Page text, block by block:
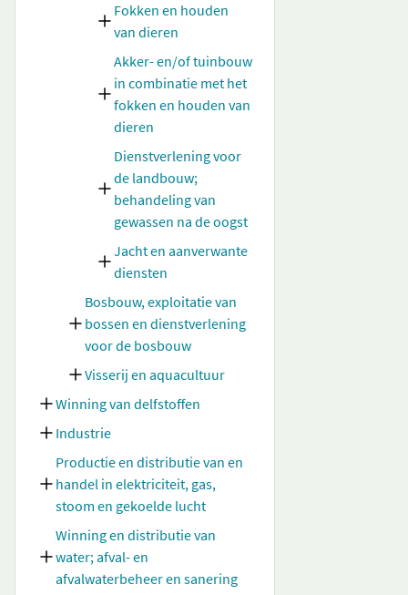
Fokken en houden
van dieren
Akker- en/of tuinbouw
in combinatie met het
fokken en houden van
dieren
Dienstverlening voor
de landbouw;
behandeling van
gewassen na de oogst
Jacht en aanverwante
diensten
Bosbouw, exploitatie van
bossen en dienstverlening
voor de bosbouw
Visserij en aquacultuur
Winning van delfstoffen
Industrie
Productie en distributie van en
handel in elektriciteit, gas,
stoom en gekoelde lucht
Winning en distributie van
water; afval- en
afvalwaterbeheer en sanering